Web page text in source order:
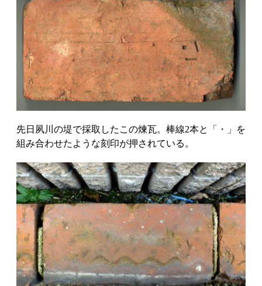
先日夙川の堤で採取したこの煉瓦。棒線2本と「・」を
組み合わせたような刻印が押されている。